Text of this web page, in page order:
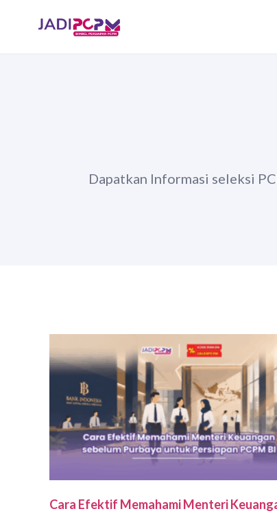
Dapatkan Informasi seleksi
Cara Efektif Memahami Menteri